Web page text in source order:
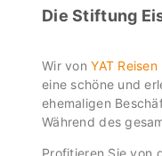
Die Stiftung
Wir vonYAT Reisen
eine schöne und
ehemaligen
Während des
Profitieren Sie von